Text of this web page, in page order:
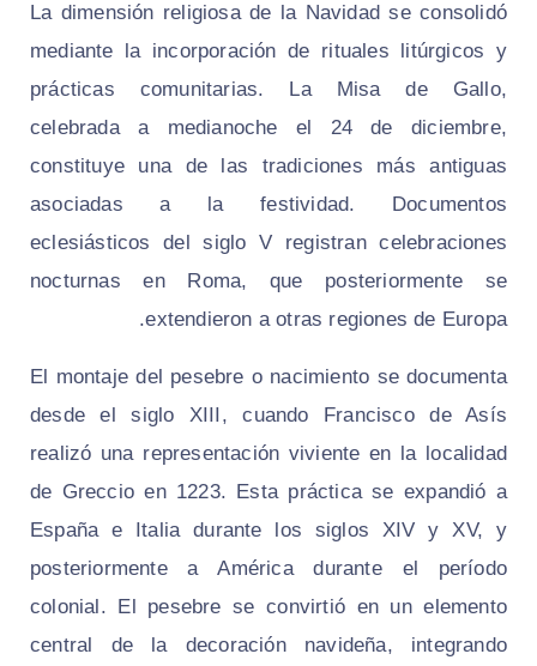
La dimensión religiosa de la Navidad se consolidó
mediante la incorporación de rituales litúrgicos y
prácticas comunitarias. La Misa de Gallo,
celebrada a medianoche el 24 de diciembre,
constituye una de las tradiciones más antiguas
asociadas a la festividad. Documentos
eclesiásticos del siglo V registran celebraciones
nocturnas en Roma, que posteriormente se
extendieron a otras regiones de Europa.
El montaje del pesebre o nacimiento se documenta
desde el siglo XIII, cuando Francisco de Asís
realizó una representación viviente en la localidad
de Greccio en 1223. Esta práctica se expandió a
España e Italia durante los siglos XIV y XV, y
posteriormente a América durante el período
colonial. El pesebre se convirtió en un elemento
central de la decoración navideña, integrando